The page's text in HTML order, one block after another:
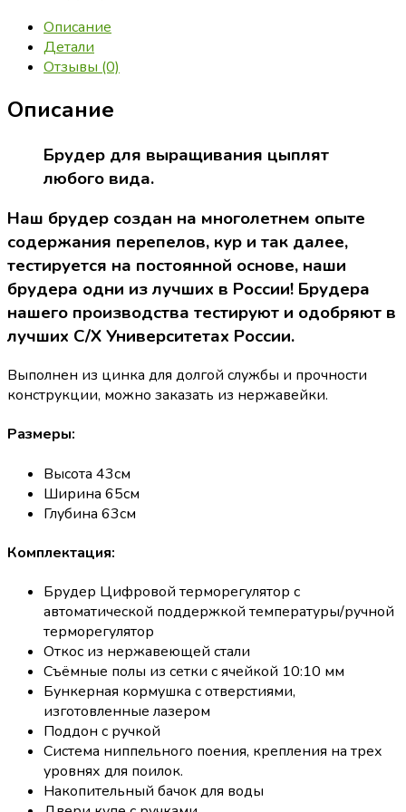
УНИВЕРСАЛЬНЫЙ
Описание
Детали
Отзывы (0)
Описание
Брудер для выращивания цыплят
любого вида.
Наш брудер создан на многолетнем опыте
содержания перепелов, кур и так далее,
тестируется на постоянной основе, наши
брудера одни из лучших в России! Брудера
нашего производства тестируют и одобряют в
лучших С/Х Университетах России.
Выполнен из цинка для долгой службы и прочности
конструкции, можно заказать из нержавейки.
Размеры:
Высота 43см
Ширина 65см
Глубина 63см
Комплектация:
Брудер Цифровой терморегулятор с
автоматической поддержкой температуры/ручной
терморегулятор
Откос из нержавеющей стали
Съёмные полы из сетки с ячейкой 10:10 мм
Бункерная кормушка с отверстиями,
изготовленные лазером
Поддон с ручкой
Система ниппельного поения, крепления на трех
уровнях для поилок.
Накопительный бачок для воды